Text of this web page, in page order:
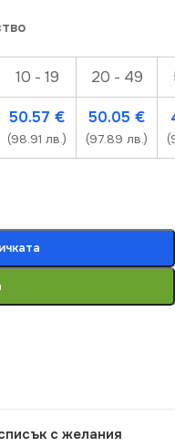
10 - 19 20 - 49
50.57 €
(98.91 лв.)
50.05 €
(97.89 лв.)
с желания